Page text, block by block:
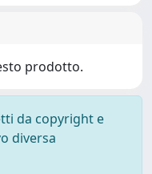
prodotto.
da copyright e
diversa